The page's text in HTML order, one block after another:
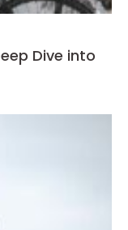
Dive into